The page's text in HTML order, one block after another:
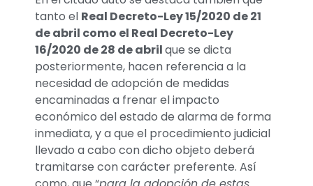
tanto el Real Decreto-Ley 15/2020 de 21
de abril como el Real Decreto-Ley
16/2020 de 28 de abrilque se dicta
posteriormente, hacen referencia a la
necesidad de adopción de medidas
encaminadas a frenar el impacto
económico del estado de alarma de forma
inmediata, y a que el procedimiento judicial
llevado a cabo con dicho objeto deberá
tramitarse con carácter preferente. Así